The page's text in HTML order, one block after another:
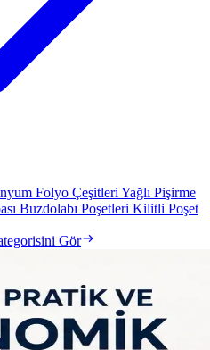
Folyo Çeşitleri Yağlı Pişirme
Buzdolabı Poşetleri Kilitli Poşet
Gör